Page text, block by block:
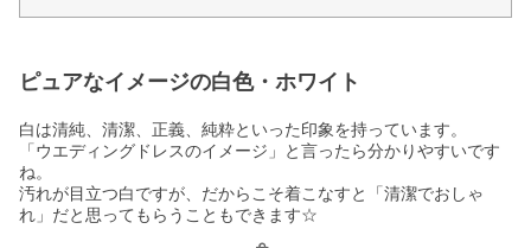
ピュアなイメージの白色・ホワイト
白は清純、清潔、正義、純粋といった印象を持っています。
「ウエディングドレスのイメージ」と言ったら分かりやすいです
ね。
汚れが目立つ白ですが、だからこそ着こなすと「清潔でおしゃ
れ」だと思ってもらうこともできます☆